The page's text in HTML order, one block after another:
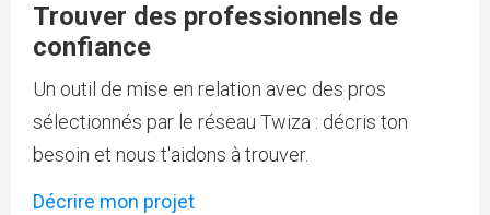
Trouver des professionnels de
confiance
Un outil de mise en relation avec des pros
sélectionnés par le réseau Twiza : décris ton
besoin et nous t'aidons à trouver.
Décrire mon projet